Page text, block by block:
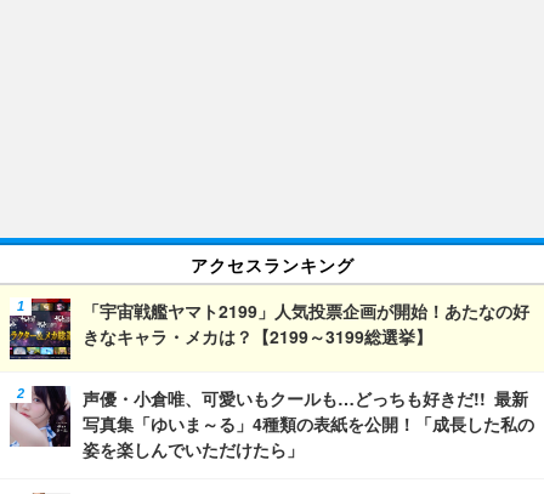
アクセスランキング
「宇宙戦艦ヤマト2199」人気投票企画が開始！あたなの好
きなキャラ・メカは？【2199～3199総選挙】
声優・小倉唯、可愛いもクールも…どっちも好きだ!! 最新
写真集「ゆいま～る」4種類の表紙を公開！「成長した私の
姿を楽しんでいただけたら」